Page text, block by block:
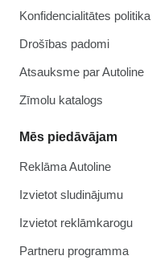
Konfidencialitātes politika
Drošības padomi
Atsauksme par Autoline
Zīmolu katalogs
Mēs piedāvājam
Reklāma Autoline
Izvietot sludinājumu
Izvietot reklāmkarogu
Partneru programma